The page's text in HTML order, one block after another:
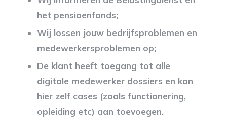
het pensioenfonds;
Wij lossen jouw bedrijfsproblemen en
medewerkersproblemen op;
De klant heeft toegang tot alle
digitale medewerker dossiers en kan
hier zelf cases (zoals functionering,
opleiding etc) aan toevoegen.